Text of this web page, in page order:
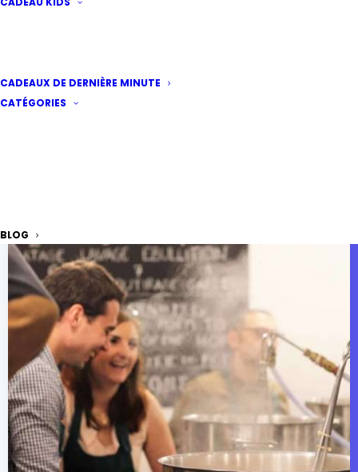
CADEAUX DE DERNIÈRE MINUTE
CATÉGORIES
BLOG